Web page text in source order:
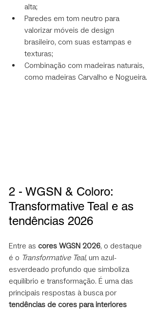
alta;
Paredes em tom neutro para
valorizar móveis de design
brasileiro, com suas estampas e
texturas;
Combinação com madeiras naturais,
como madeiras Carvalho e Nogueira.
2 - WGSN & Coloro:
Transformative Teal e as
tendências 2026
Entre as cores WGSN 2026, o destaque
é o Transformative Teal, um azul-
esverdeado profundo que simboliza
equilíbrio e transformação. É uma das
principais respostas à busca por
tendências de cores para interiores